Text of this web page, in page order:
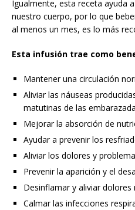
Igualmente, esta receta ayuda
nuestro cuerpo, por lo que
al menos un mes, es lo más
Esta infusión trae como
Mantener una circulación
Aliviar las náuseas
matutinas de las
Mejorar la absorción de
Ayudar a prevenir los
Aliviar los dolores y
Prevenir la aparición y el
Desinflamar y aliviar dolores
Calmar las infecciones